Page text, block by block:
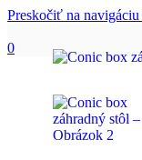
Preskočiť na navigáciu
0